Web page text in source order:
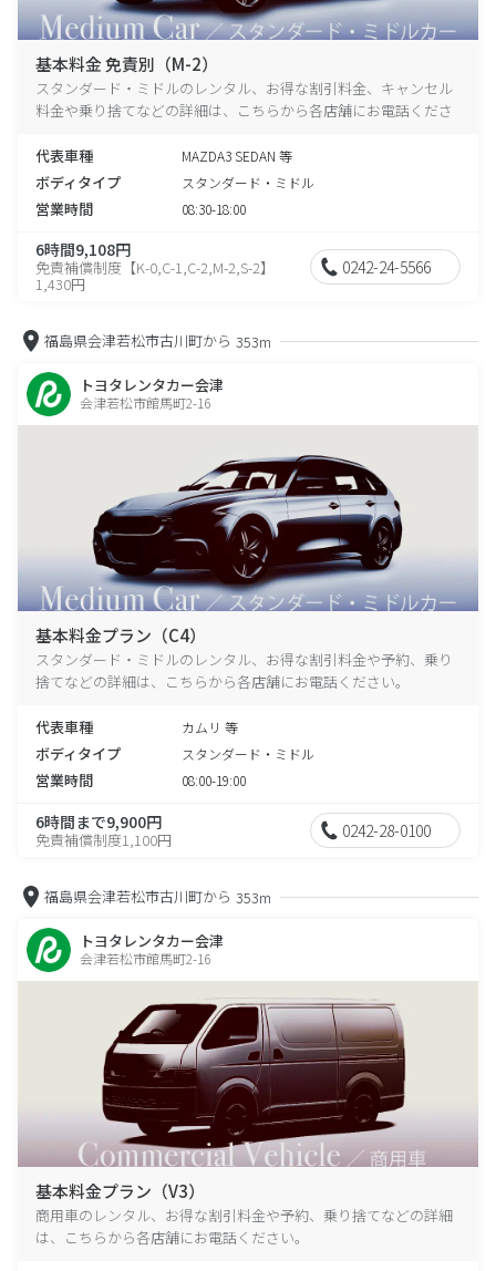
基本料金 免責別（M-2）
スタンダード・ミドルのレンタル、お得な割引料金、キャンセル
料金や乗り捨てなどの詳細は、こちらから各店舗にお電話くださ
代表車種
MAZDA3 SEDAN 等
ボディタイプ スタンダード・ミドル
営業時間 08:30-18:00
6時間9,108円
免責補償制度【K-0,C-1,C-2,M-2,S-2】
1,430円
0242-24-5566
福島県会津若松市古川町から 353m
トヨタレンタカー会津
会津若松市館馬町2-16
基本料金プラン（C4）
スタンダード・ミドルのレンタル、お得な割引料金や予約、乗り
捨てなどの詳細は、こちらから各店舗にお電話ください。
代表車種 カムリ 等
ボディタイプ スタンダード・ミドル
営業時間 08:00-19:00
6時間まで9,900円
免責補償制度1,100円 0242-28-0100
福島県会津若松市古川町から 353m
トヨタレンタカー会津
会津若松市館馬町2-16
基本料金プラン（V3）
商用車のレンタル、お得な割引料金や予約、乗り捨てなどの詳細
は、こちらから各店舗にお電話ください。